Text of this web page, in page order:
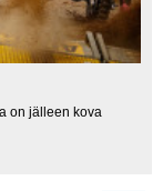
on jälleen kova